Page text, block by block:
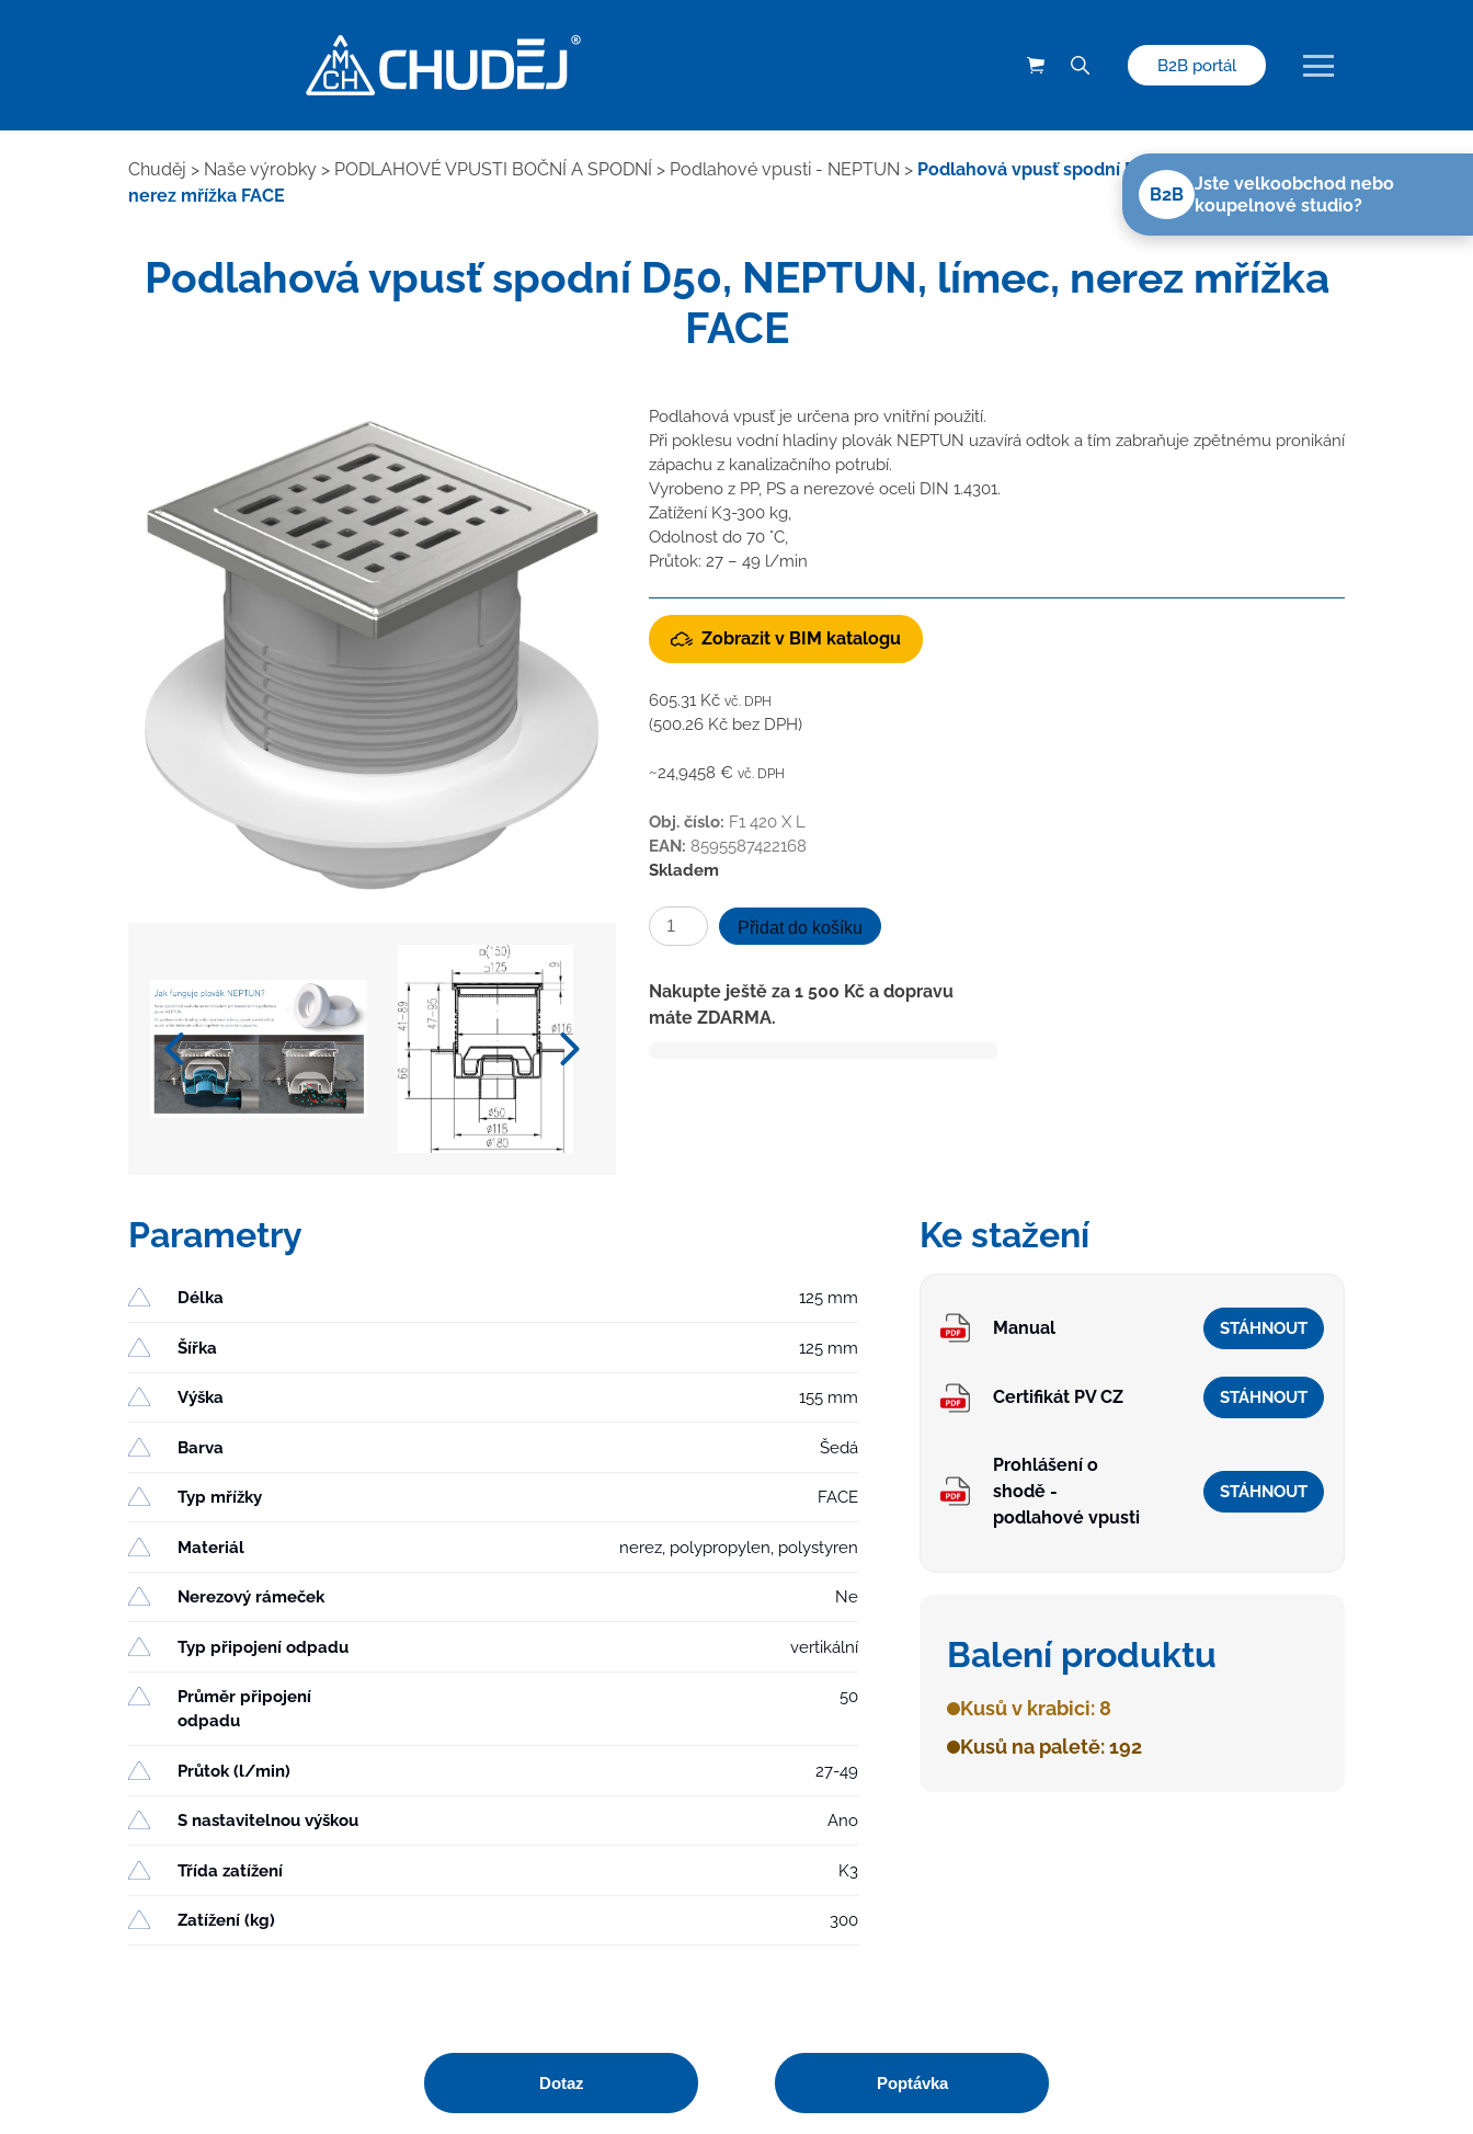
B2B portál
Chuděj > Naše výrobky > PODLAHOVÉ VPUSTI BOČNÍ A SPODNÍ > Podlahové vpusti - NEPTUN > Podlahová vpusť spodní D50, NEPTUN, límec,
nerez mřížka FACE
Podlahová vpusť spodní D50, NEPTUN, límec, nerez mřížka
FACE
Podlahová vpusť je určena pro vnitřní použití.
Při poklesu vodní hladiny plovák NEPTUN uzavírá odtok a tím zabraňuje zpětnému pronikání
zápachu z kanalizačního potrubí.
Vyrobeno z PP, PS a nerezové oceli DIN 1.4301.
Zatížení K3-300 kg,
Odolnost do 70 °C,
Průtok: 27 – 49 l/min
Zobrazit v BIM katalogu
605.31 Kč vč. DPH
(500.26 Kč bez DPH)
~24,9458 € vč. DPH
Obj. číslo: F1 420 X L
EAN: 8595587422168
Skladem
Podlahová
vpusť
D50,
NEPTUN,
Přidat do košíku
Nakupte ještě za 1 500 Kč a dopravu
máte ZDARMA.
Parametry
Délka 125 mm
Šířka 125 mm
Výška 155 mm
Barva Šedá
Typ mřížky FACE
Materiál nerez, polypropylen, polystyren
Nerezový rámeček Ne
Typ připojení odpadu vertikální
Průměr připojení
odpadu
50
Průtok (l/min) 27-49
S nastavitelnou výškou Ano
Třída zatížení K3
Zatížení (kg) 300
Ke stažení
Manual STÁHNOUT
Certifikát PV CZ STÁHNOUT
Prohlášení o
shodě -
podlahové vpusti
STÁHNOUT
Balení produktu
Kusů v krabici: 8
Kusů na paletě: 192
Dotaz Poptávka
B2B
Jste velkoobchod nebo
koupelnové studio?